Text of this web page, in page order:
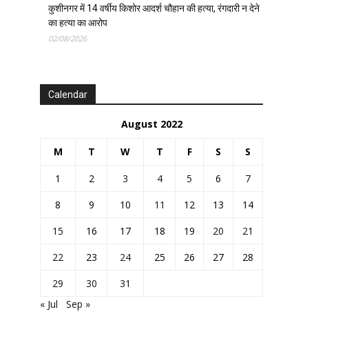
कुशीनगर में 14 वर्षीय किशोर आदर्श चौहान की हत्या, रंगदारी न देने
का हत्या का आरोप
02/08/2026
Calendar
August 2022
M T W T F S S
1 2 3 4 5 6
7
8
9 10 11 12 13
14
15
16 17 18 19 20
21
22
23 24 25 26 27
28
29
30
31
« Jul
Sep »